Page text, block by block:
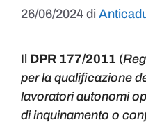
26/06/2024 di
Il DPR 177/2011 (
per la qualificazione
lavoratori autonomi
di inquinamento o